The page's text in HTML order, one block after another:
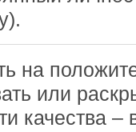
на
или
качества –